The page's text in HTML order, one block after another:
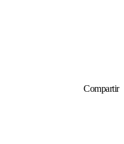
Compartir